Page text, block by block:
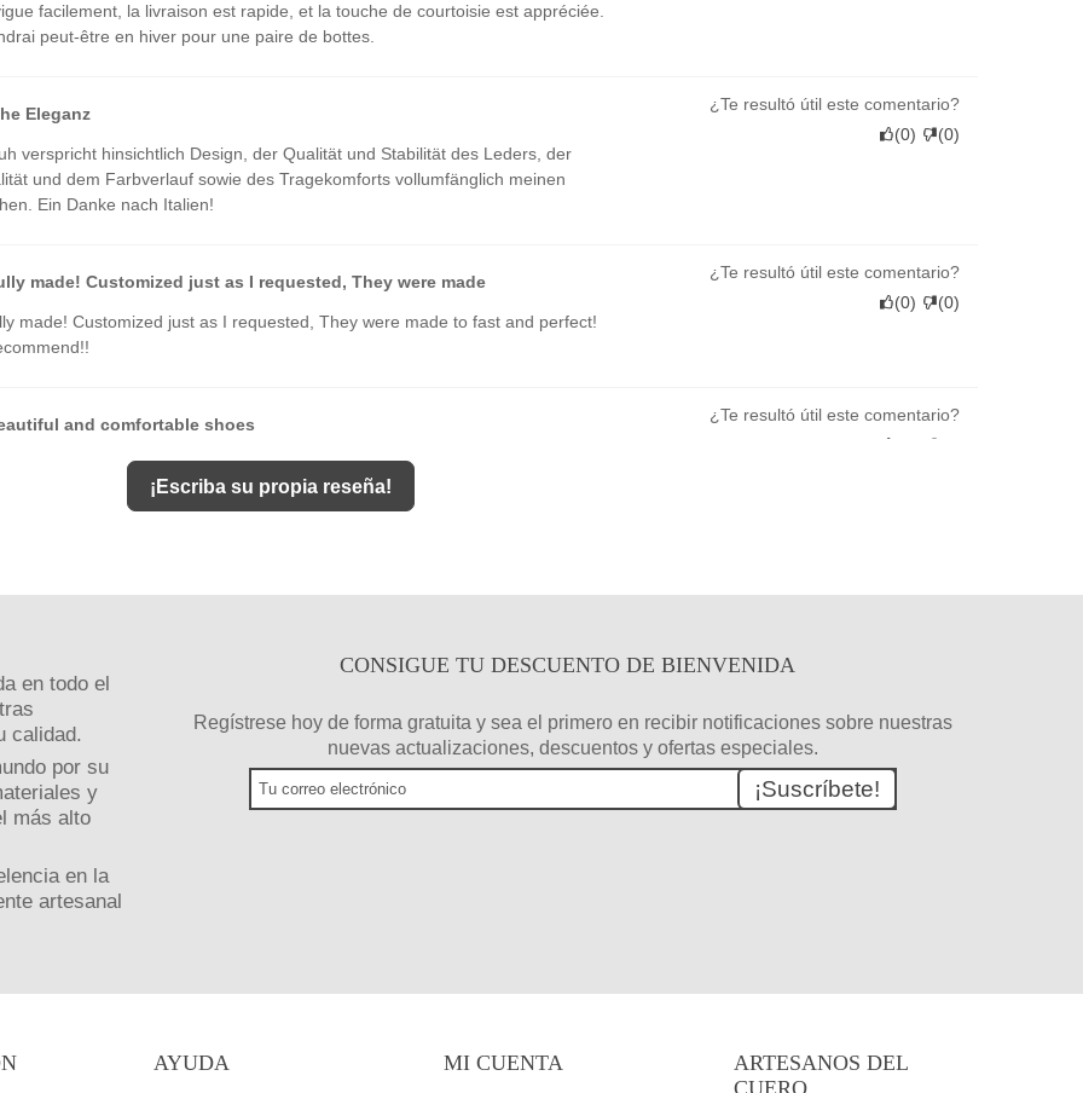
facilement, la livraison est rapide, et la touche de courtoisie est appréciée.
peut-être en hiver pour une paire de bottes.
Eleganz
verspricht hinsichtlich Design, der Qualität und Stabilität des Leders, der
und dem Farbverlauf sowie des Tragekomforts vollumfänglich meinen
Ein Danke nach Italien!
¿Te resultó útil este comentario?
(0) (0)
made! Customized just as I requested, They were made
made! Customized just as I requested, They were made to fast and perfect!
¿Te resultó útil este comentario?
(0) (0)
and comfortable shoes
and comfortable shoes
¿Te resultó útil este comentario?
¡Escriba su propia reseña!
en todo el
calidad.
por su
y
más alto
en la
artesanal
CONSIGUE TU DESCUENTO DE BIENVENIDA
Regístrese hoy de forma gratuita y sea el primero en recibir notificaciones sobre nuestras
nuevas actualizaciones, descuentos y ofertas especiales.
¡Suscríbete!
AYUDA MI CUENTA
ARTESANOS DEL